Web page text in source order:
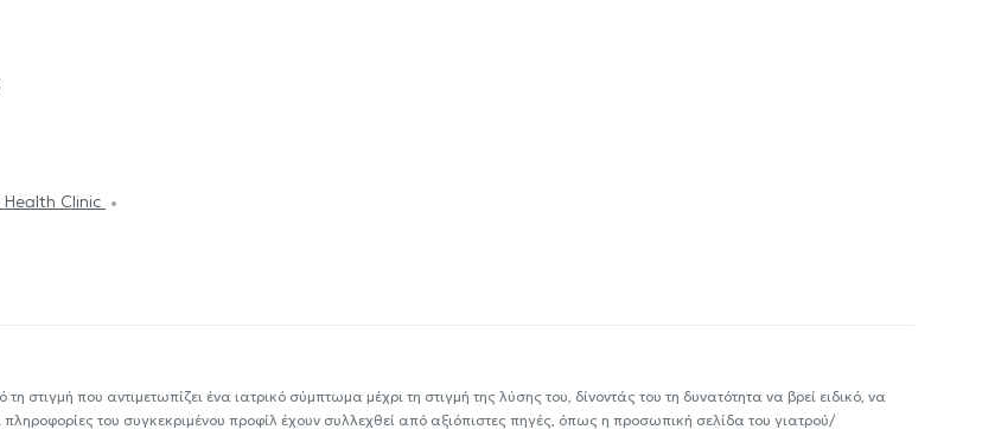
Clinic
που αντιμετωπίζει ένα ιατρικό σύμπτωμα μέχρι τη στιγμή της λύσης του, δίνοντάς του τη δυνατότητα να βρεί ειδικό, να
του συγκεκριμένου προφίλ έχουν συλλεχθεί από αξιόπιστες πηγές, όπως η προσωπική σελίδα του γιατρού/